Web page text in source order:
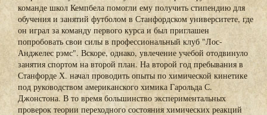
команде школ Кемпбела помогли ему получить стипендию для
обучения и занятий футболом в Станфордском университете, где
он играл за команду первого курса и был приглашен
попробовать свои силы в профессиональный клуб "Лос-
Анджелес рэмс". Вскоре, однако, увлечение учебой отодвинуло
занятия спортом на второй план. На второй год пребывания в
Станфорде Х. начал проводить опыты по химической кинетике
под руководством американского химика Гарольда С.
Джонстона. В то время большинство экспериментальных
проверок теории переходного состояния химических реакций